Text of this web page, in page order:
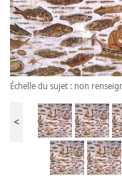
Échelle du sujet : non
<